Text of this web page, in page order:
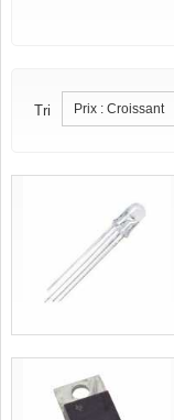
Tri Prix : Croissant